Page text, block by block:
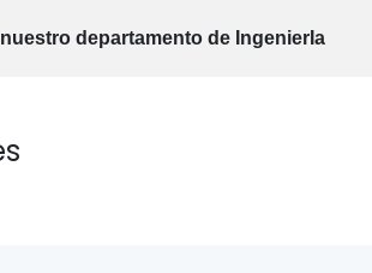
departamento de IngenierIa